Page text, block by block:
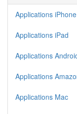
Applications iPhone
Applications iPad
Applications
Applications
Applications Mac